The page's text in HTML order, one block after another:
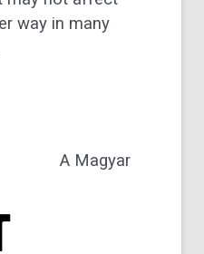
way in many
A Magyar